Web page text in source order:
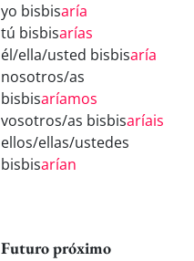
yo bisbisaría
tú bisbisarías
él/ella/usted bisbisaría
nosotros/as
bisbisaríamos
vosotros/as bisbisaríais
ellos/ellas/ustedes
bisbisarían
Futuro próximo